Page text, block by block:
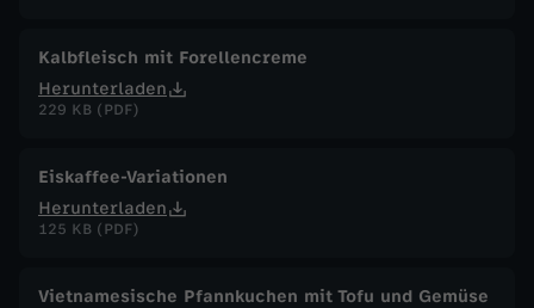
Kalbfleisch mit Forellencreme
Herunterladen
229 KB (PDF)
Eiskaffee-Variationen
Herunterladen
125 KB (PDF)
Vietnamesische Pfannkuchen mit Tofu und Gemüse